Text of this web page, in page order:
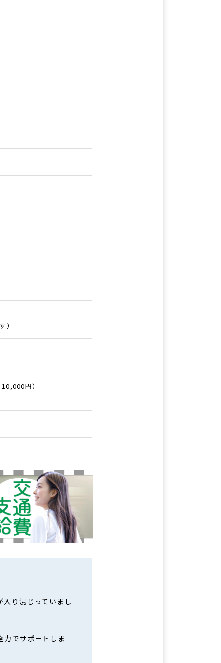
）
円）
り混じっていまし
力でサポートしま